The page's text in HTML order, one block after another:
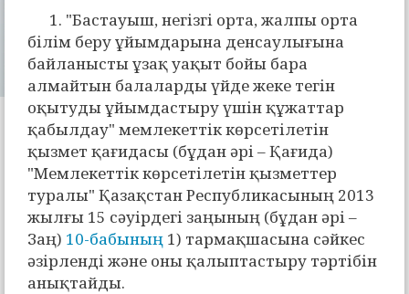
1. "Бастауыш, негізгі орта, жалпы орта
білім беру ұйымдарына денсаулығына
байланысты ұзақ уақыт бойы бара
алмайтын балаларды үйде жеке тегін
оқытуды ұйымдастыру үшін құжаттар
қабылдау" мемлекеттік көрсетілетін
қызмет қағидасы (бұдан әрі – Қағида)
"Мемлекеттік көрсетілетін қызметтер
туралы" Қазақстан Республикасының 2013
жылғы 15 сәуірдегі заңының (бұдан әрі –
Заң) 10-бабының 1) тармақшасына сәйкес
әзірленді және оны қалыптастыру тәртібін
анықтайды.